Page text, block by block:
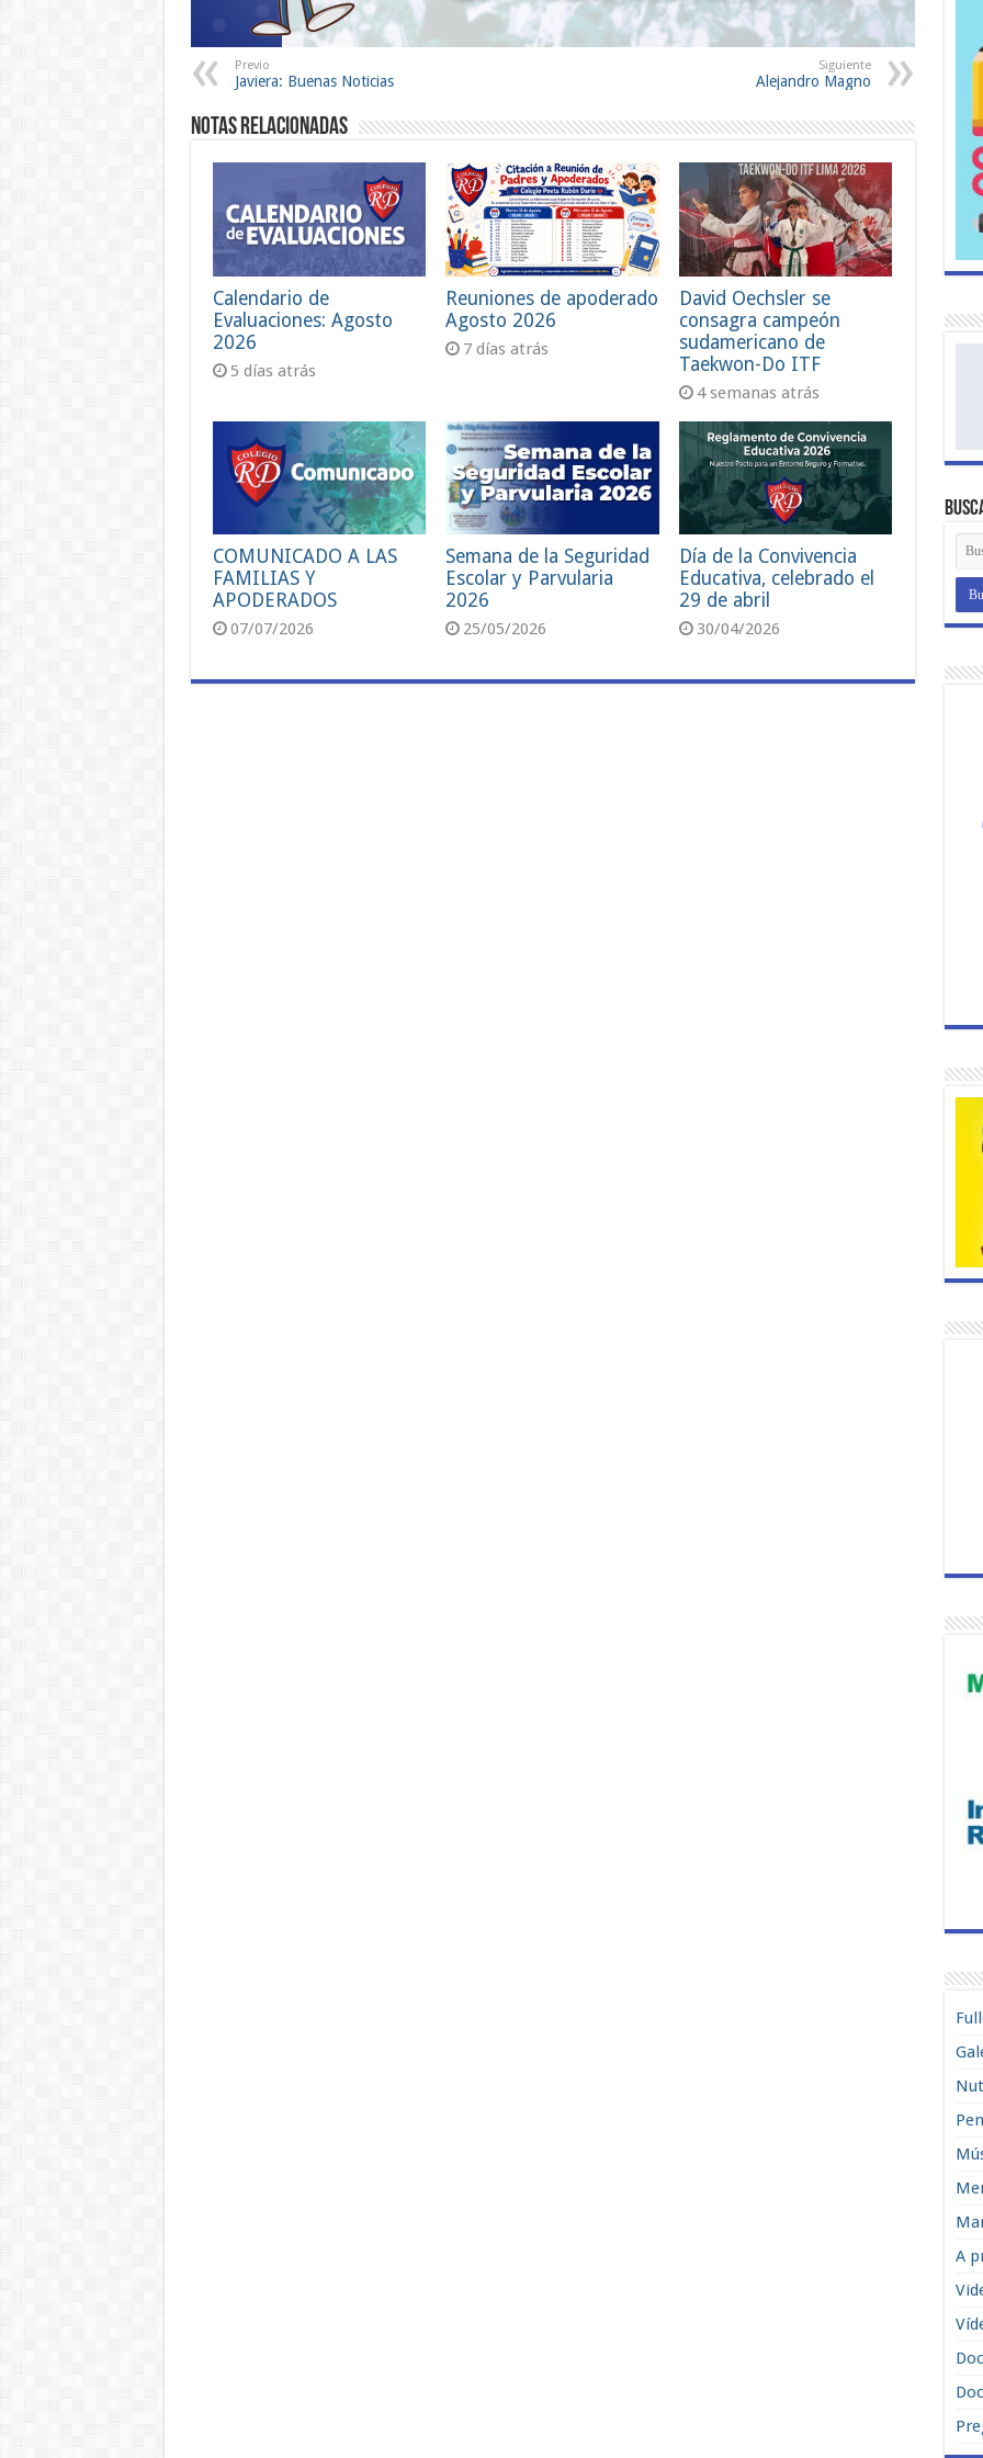
Previo
Javiera: Buenas Noticias
Siguiente
Alejandro Magno
Notas Relacionadas
Calendario de
Evaluaciones: Agosto
2026
5 días atrás
Reuniones de apoderado
Agosto 2026
7 días atrás
David Oechsler se
consagra campeón
sudamericano de
Taekwon-Do ITF
4 semanas atrás
COMUNICADO A LAS
FAMILIAS Y
APODERADOS
07/07/2026
Semana de la Seguridad
Escolar y Parvularia
2026
25/05/2026
Día de la Convivencia
Educativa, celebrado el
29 de abril
30/04/2026
A